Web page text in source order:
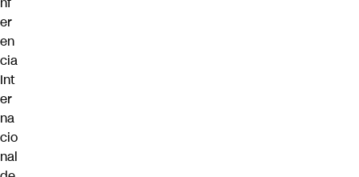
er
en
cia
Int
er
na
cio
nal